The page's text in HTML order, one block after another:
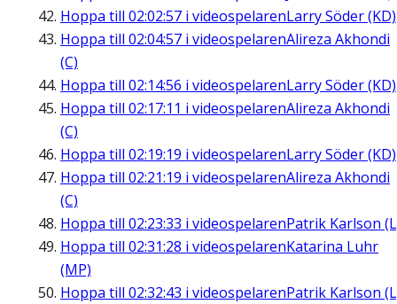
Hoppa till 02:02:57 i videospelarenLarry Söder (KD)
Hoppa till 02:04:57 i videospelarenAlireza Akhondi
(C)
Hoppa till 02:14:56 i videospelarenLarry Söder (KD)
Hoppa till 02:17:11 i videospelarenAlireza Akhondi
(C)
Hoppa till 02:19:19 i videospelarenLarry Söder (KD)
Hoppa till 02:21:19 i videospelarenAlireza Akhondi
(C)
Hoppa till 02:23:33 i videospelarenPatrik Karlson
Hoppa till 02:31:28 i videospelarenKatarina Luhr
(MP)
Hoppa till 02:32:43 i videospelarenPatrik Karlson